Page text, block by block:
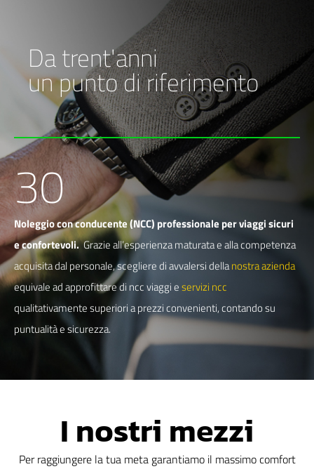
Da trent'anni
un punto di riferimento
Noleggio con conducente (NCC) professionale per viaggi sicuri
e confortevoli.Grazie all’esperienza maturata e alla competenza
acquisita dal personale, scegliere di avvalersi dellanostra azienda
equivale ad approfittare di ncc viaggi eservizi ncc
qualitativamente superiori a prezzi convenienti, contando su
puntualità e sicurezza.
30
I nostri mezzi
Per raggiungere la tua meta garantiamo il massimo comfort